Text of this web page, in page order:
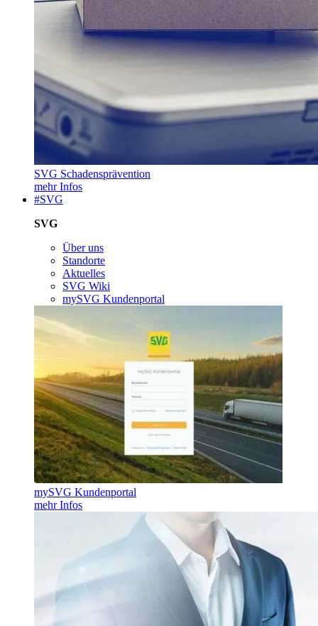
SVG Schadensprävention
mehr Infos
#SVG
SVG
Über uns
Standorte
Aktuelles
SVG Wiki
mySVG Kundenportal
mySVG Kundenportal
mehr Infos